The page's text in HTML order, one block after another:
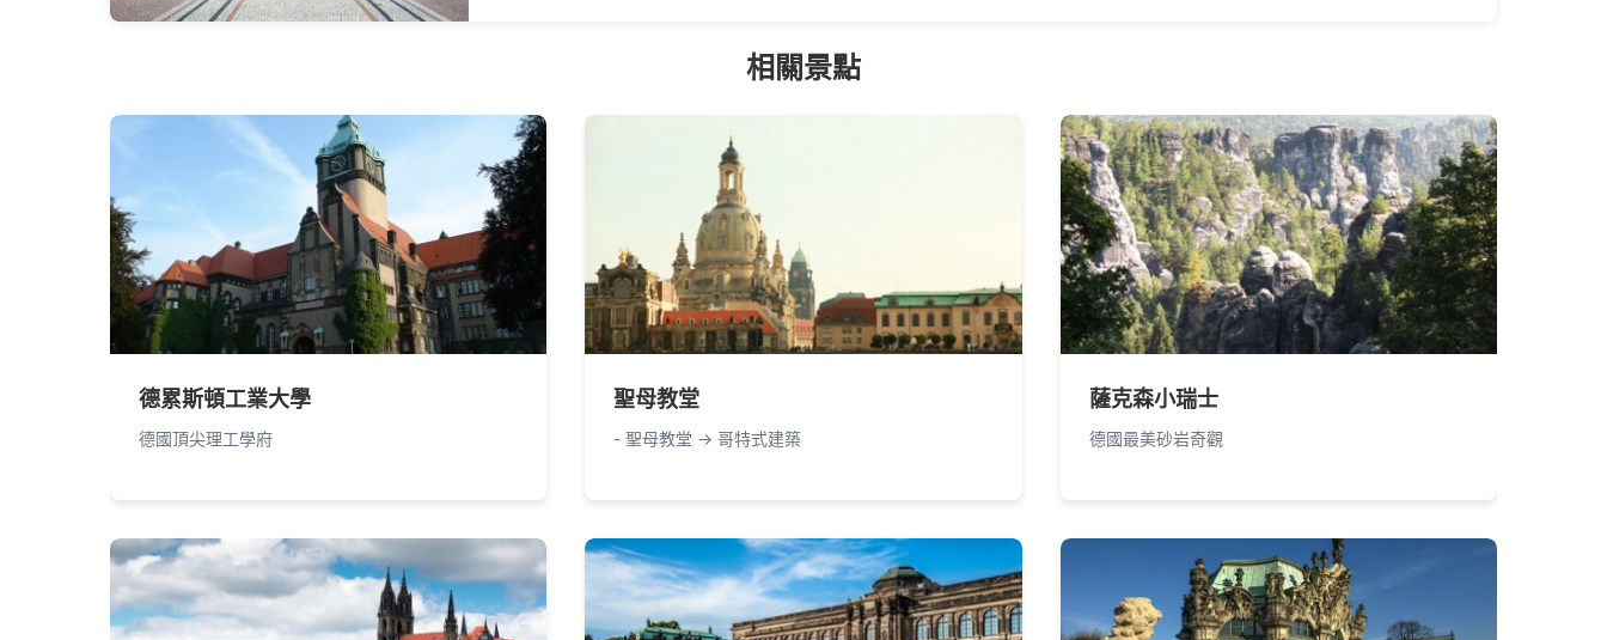
相關景點
德累斯頓工業大學
德國頂尖理工學府
聖母教堂
- 聖母教堂 -> 哥特式建築
薩克森小瑞士
德國最美砂岩奇觀